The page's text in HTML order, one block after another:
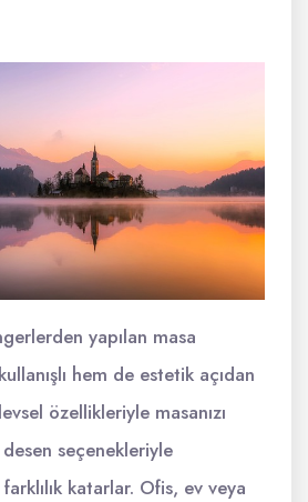
yapılan masa
hem de estetik açıdan
özellikleriyle masanızı
seçenekleriyle
katarlar. Ofis, ev veya